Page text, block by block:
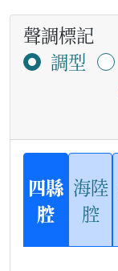
聲調標記
調型
四縣
腔
海陸
腔